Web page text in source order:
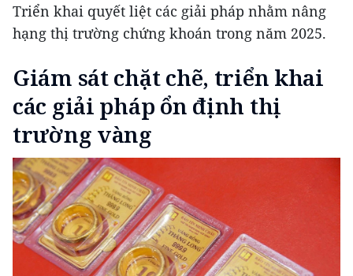
Triển khai quyết liệt các giải pháp nhằm nâng
hạng thị trường chứng khoán trong năm 2025.
Giám sát chặt chẽ, triển khai
các giải pháp ổn định thị
trường vàng